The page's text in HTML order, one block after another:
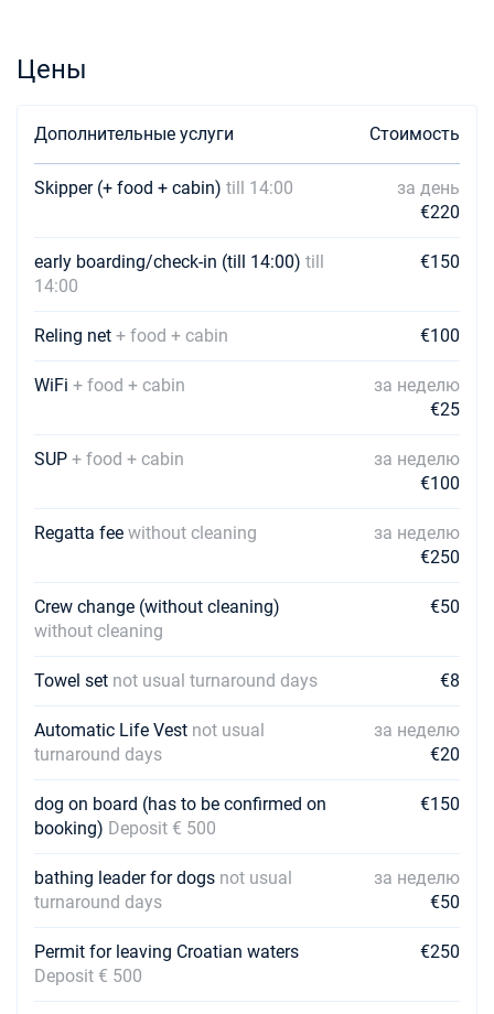
Цены
Дополнительные услуги Стоимость
Skipper (+ food + cabin) till 14:00
за день
€220
early boarding/check-in (till 14:00) till
14:00
€150
Reling net + food + cabin €100
WiFi + food + cabin
за неделю
€25
SUP + food + cabin
за неделю
€100
Regatta fee without cleaning
за неделю
€250
Crew change (without cleaning)
without cleaning
€50
Towel set not usual turnaround days €8
Automatic Life Vest not usual
turnaround days
за неделю
€20
dog on board (has to be confirmed on
booking) Deposit € 500
€150
bathing leader for dogs not usual
turnaround days
за неделю
€50
Permit for leaving Croatian waters
Deposit € 500
€250